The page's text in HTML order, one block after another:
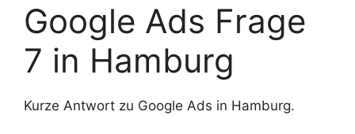
Google Ads Frage
7 in Hamburg
Kurze Antwort zu Google Ads in Hamburg.